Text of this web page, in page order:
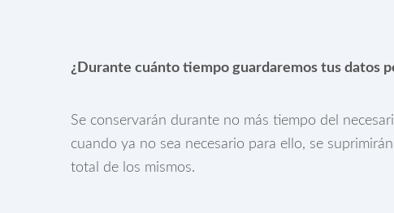
¿Durante cuánto tiempo guardaremos tus datos
Se conservarán durante no más tiempo del
cuando ya no sea necesario para ello, se
total de los mismos.